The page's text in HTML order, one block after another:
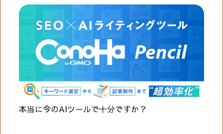
本当に今のAIツールで十分ですか？